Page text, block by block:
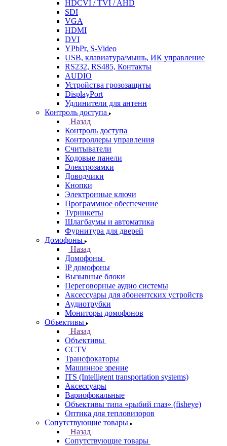
HDCVI / TVI / AHD
SDI
VGA
HDMI
DVI
YPbPr, S-Video
USB, клавиатура/мышь, ИК управление
RS232, RS485, Контакты
AUDIO
Устройства грозозащиты
DisplayPort
Удлинители для антенн
Контроль доступа
Назад
Контроль доступа
Контроллеры управления
Считыватели
Кодовые панели
Электрозамки
Доводчики
Кнопки
Электронные ключи
Программное обеспечение
Турникеты
Шлагбаумы и автоматика
Фурнитура для дверей
Домофоны
Назад
Домофоны
IP домофоны
Вызывные блоки
Переговорные аудио системы
Аксессуары для абонентских устройств
Аудиотрубки
Мониторы домофонов
Объективы
Назад
Объективы
CCTV
Трансфокаторы
Машинное зрение
ITS (Intelligent transportation systems)
Аксессуары
Вариофокальные
Объективы типа «рыбий глаз» (fisheye)
Оптика для тепловизоров
Сопутствующие товары
Назад
Сопутствующие товары